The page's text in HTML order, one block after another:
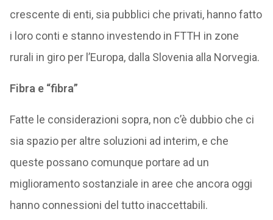
crescente di enti, sia pubblici che privati, hanno fatto
i loro conti e stanno investendo in FTTH in zone
rurali in giro per l’Europa, dalla Slovenia alla Norvegia.
Fibra e “fibra”
Fatte le considerazioni sopra, non c’è dubbio che ci
sia spazio per altre soluzioni ad interim, e che
queste possano comunque portare ad un
miglioramento sostanziale in aree che ancora oggi
hanno connessioni del tutto inaccettabili.